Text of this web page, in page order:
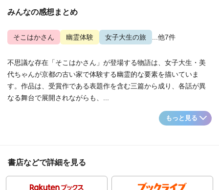
みんなの感想まとめ
そこはかさん 幽霊体験 女子大生の旅 ...他7件
不思議な存在「そこはかさん」が登場する物語は、女子大生・美
代ちゃんが京都の古い家で体験する幽霊的な要素を描いていま
す。作品は、受賞作である表題作を含む三篇から成り、各話が異
なる舞台で展開されながらも、...
もっと見る
書店などで詳細を見る